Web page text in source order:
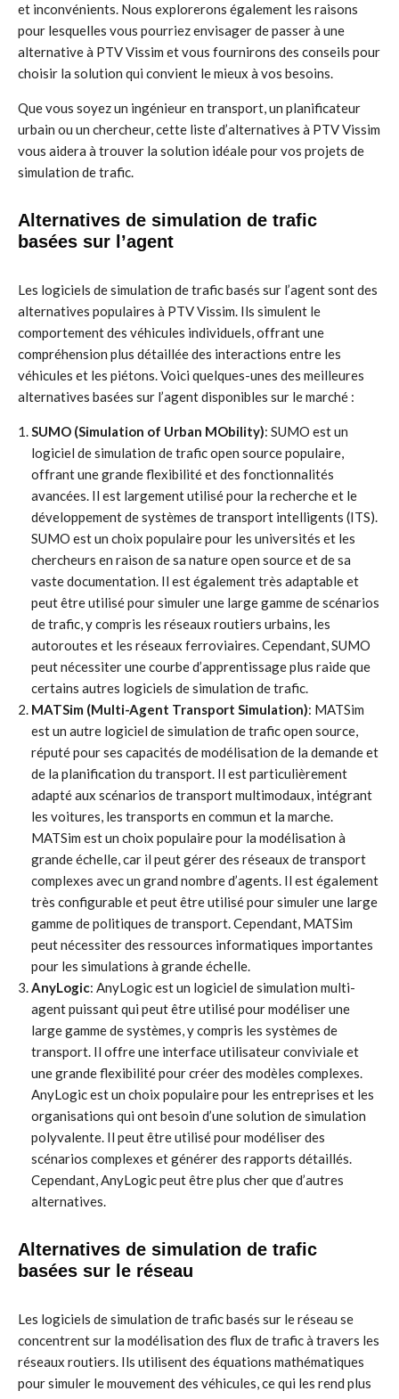
et inconvénients. Nous explorerons également les raisons
pour lesquelles vous pourriez envisager de passer à une
alternative à PTV Vissim et vous fournirons des conseils pour
choisir la solution qui convient le mieux à vos besoins.
Que vous soyez un ingénieur en transport, un planificateur
urbain ou un chercheur, cette liste d’alternatives à PTV Vissim
vous aidera à trouver la solution idéale pour vos projets de
simulation de trafic.
Alternatives de simulation de trafic
basées sur l’agent
Les logiciels de simulation de trafic basés sur l’agent sont des
alternatives populaires à PTV Vissim. Ils simulent le
comportement des véhicules individuels, offrant une
compréhension plus détaillée des interactions entre les
véhicules et les piétons. Voici quelques-unes des meilleures
alternatives basées sur l’agent disponibles sur le marché :
SUMO (Simulation of Urban MObility): SUMO est un
logiciel de simulation de trafic open source populaire,
offrant une grande flexibilité et des fonctionnalités
avancées. Il est largement utilisé pour la recherche et le
développement de systèmes de transport intelligents (ITS).
SUMO est un choix populaire pour les universités et les
chercheurs en raison de sa nature open source et de sa
vaste documentation. Il est également très adaptable et
peut être utilisé pour simuler une large gamme de scénarios
de trafic, y compris les réseaux routiers urbains, les
autoroutes et les réseaux ferroviaires. Cependant, SUMO
peut nécessiter une courbe d’apprentissage plus raide que
certains autres logiciels de simulation de trafic.
MATSim (Multi-Agent Transport Simulation): MATSim
est un autre logiciel de simulation de trafic open source,
réputé pour ses capacités de modélisation de la demande et
de la planification du transport. Il est particulièrement
adapté aux scénarios de transport multimodaux, intégrant
les voitures, les transports en commun et la marche.
MATSim est un choix populaire pour la modélisation à
grande échelle, car il peut gérer des réseaux de transport
complexes avec un grand nombre d’agents. Il est également
très configurable et peut être utilisé pour simuler une large
gamme de politiques de transport. Cependant, MATSim
peut nécessiter des ressources informatiques importantes
pour les simulations à grande échelle.
AnyLogic: AnyLogic est un logiciel de simulation multi-
agent puissant qui peut être utilisé pour modéliser une
large gamme de systèmes, y compris les systèmes de
transport. Il offre une interface utilisateur conviviale et
une grande flexibilité pour créer des modèles complexes.
AnyLogic est un choix populaire pour les entreprises et les
organisations qui ont besoin d’une solution de simulation
polyvalente. Il peut être utilisé pour modéliser des
scénarios complexes et générer des rapports détaillés.
Cependant, AnyLogic peut être plus cher que d’autres
alternatives.
Alternatives de simulation de trafic
basées sur le réseau
Les logiciels de simulation de trafic basés sur le réseau se
concentrent sur la modélisation des flux de trafic à travers les
réseaux routiers. Ils utilisent des équations mathématiques
pour simuler le mouvement des véhicules, ce qui les rend plus